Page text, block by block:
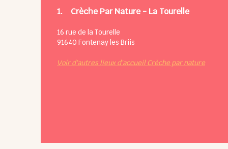
1. Crèche Par Nature - La Tourelle
16 rue de la Tourelle
91640 Fontenay les Briis
Voir d'autres lieux d'accueil Crèche par nature